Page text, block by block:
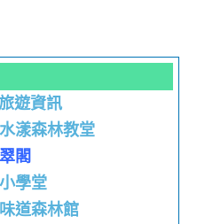
遊資訊
漾森林教堂
閣
學堂
道森林館